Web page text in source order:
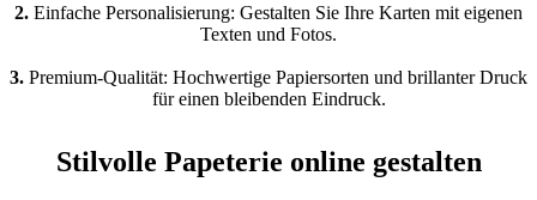
2. Einfache Personalisierung: Gestalten Sie Ihre Karten mit eigenen
Texten und Fotos.
3. Premium-Qualität: Hochwertige Papiersorten und brillanter Druck
für einen bleibenden Eindruck.
Stilvolle Papeterie online gestalten